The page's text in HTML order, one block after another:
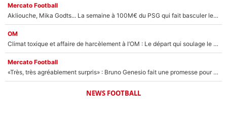
Mercato Football
Akliouche, Mika Godts... La semaine à 100M€ du PSG qui fait basculer le mercato du PSG !
OM
Climat toxique et affaire de harcèlement à l’OM : Le départ qui soulage le vestiaire de Bruno Genesio
Mercato Football
«Très, très agréablement surpris» : Bruno Genesio fait une promesse pour la suite du mercato de l’OM et rassure les supporters
NEWS FOOTBALL